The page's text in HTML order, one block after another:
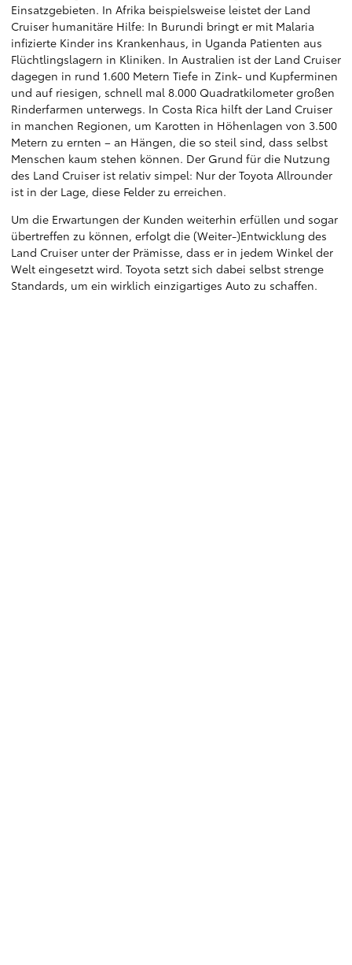
Einsatzgebieten. In Afrika beispielsweise leistet der Land
Cruiser humanitäre Hilfe: In Burundi bringt er mit Malaria
infizierte Kinder ins Krankenhaus, in Uganda Patienten aus
Flüchtlingslagern in Kliniken. In Australien ist der Land Cruiser
dagegen in rund 1.600 Metern Tiefe in Zink- und Kupferminen
und auf riesigen, schnell mal 8.000 Quadratkilometer großen
Rinderfarmen unterwegs. In Costa Rica hilft der Land Cruiser
in manchen Regionen, um Karotten in Höhenlagen von 3.500
Metern zu ernten – an Hängen, die so steil sind, dass selbst
Menschen kaum stehen können. Der Grund für die Nutzung
des Land Cruiser ist relativ simpel: Nur der Toyota Allrounder
ist in der Lage, diese Felder zu erreichen.
Um die Erwartungen der Kunden weiterhin erfüllen und sogar
übertreffen zu können, erfolgt die (Weiter-)Entwicklung des
Land Cruiser unter der Prämisse, dass er in jedem Winkel der
Welt eingesetzt wird. Toyota setzt sich dabei selbst strenge
Standards, um ein wirklich einzigartiges Auto zu schaffen.